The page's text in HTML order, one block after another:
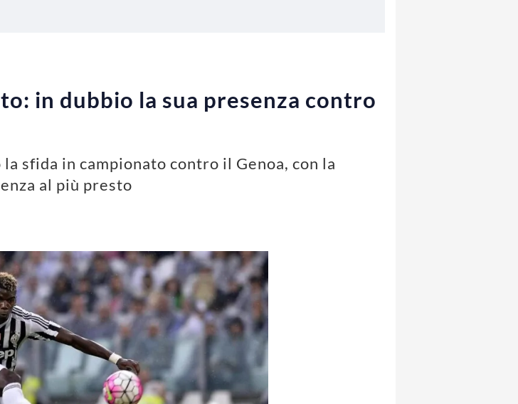
in dubbio la sua presenza contro
sfida in campionato contro il Genoa, con la
al più presto